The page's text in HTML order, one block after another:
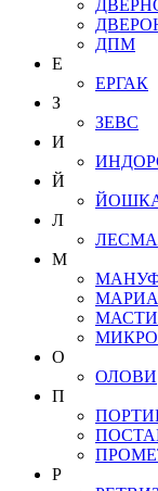
ДПМ
Е
ЕРГАК
З
ЗЕВС
И
Й
Л
ЛЕСМА
М
О
ОЛОВИ
П
Р